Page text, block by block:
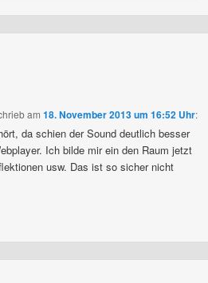
am18. November 2013 um 16:52 Uhr:
da schien der Sound deutlich besser
Ich bilde mir ein den Raum jetzt
usw. Das ist so sicher nicht